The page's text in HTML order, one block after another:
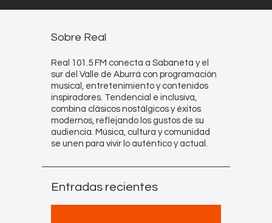
Sobre Real
Real 101.5 FM conecta a Sabaneta y el
sur del Valle de Aburrá con programación
musical, entretenimiento y contenidos
inspiradores. Tendencial e inclusiva,
combina clásicos nostálgicos y éxitos
modernos, reflejando los gustos de su
audiencia. Música, cultura y comunidad
se unen para vivir lo auténtico y actual.
Entradas recientes